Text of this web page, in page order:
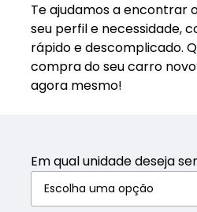
Te ajudamos a encontrar
seu perfil e necessidade,
rápido e descomplicado.
compra do seu carro
agora mesmo!
Em qual unidade deseja